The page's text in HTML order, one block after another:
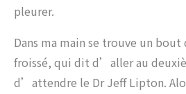
pleurer.
Dans ma main se trouve un bout
froissé, qui dit d’aller au
d’attendre le Dr Jeff Lipton.